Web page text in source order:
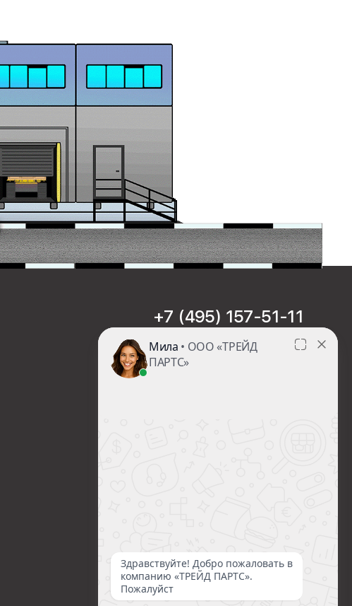
+7 (495) 157-51-11
sales@trade-part.ru